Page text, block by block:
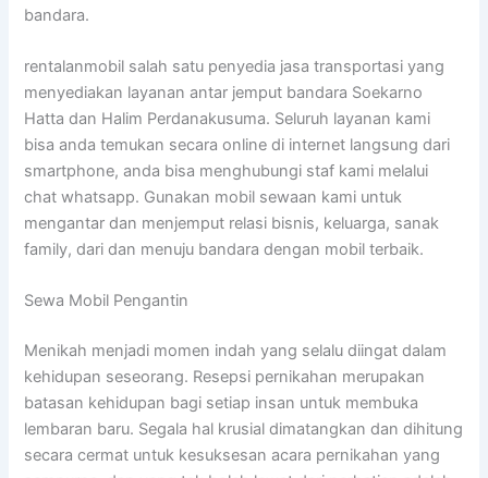
bandara.
rentalanmobil salah satu penyedia jasa transportasi yang
menyediakan layanan antar jemput bandara Soekarno
Hatta dan Halim Perdanakusuma. Seluruh layanan kami
bisa anda temukan secara online di internet langsung dari
smartphone, anda bisa menghubungi staf kami melalui
chat whatsapp. Gunakan mobil sewaan kami untuk
mengantar dan menjemput relasi bisnis, keluarga, sanak
family, dari dan menuju bandara dengan mobil terbaik.
Sewa Mobil Pengantin
Menikah menjadi momen indah yang selalu diingat dalam
kehidupan seseorang. Resepsi pernikahan merupakan
batasan kehidupan bagi setiap insan untuk membuka
lembaran baru. Segala hal krusial dimatangkan dan dihitung
secara cermat untuk kesuksesan acara pernikahan yang